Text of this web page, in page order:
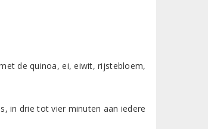
de quinoa, ei, eiwit, rijstebloem,
in drie tot vier minuten aan iedere